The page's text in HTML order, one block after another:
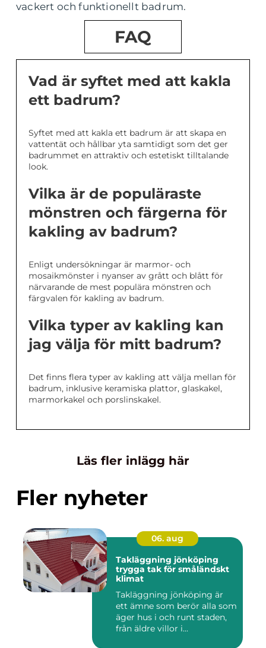
vackert och funktionellt badrum.
FAQ
Vad är syftet med att kakla
ett badrum?
Syftet med att kakla ett badrum är att skapa en
vattentät och hållbar yta samtidigt som det ger
badrummet en attraktiv och estetiskt tilltalande
look.
Vilka är de populäraste
mönstren och färgerna för
kakling av badrum?
Enligt undersökningar är marmor- och
mosaikmönster i nyanser av grått och blått för
närvarande de mest populära mönstren och
färgvalen för kakling av badrum.
Vilka typer av kakling kan
jag välja för mitt badrum?
Det finns flera typer av kakling att välja mellan för
badrum, inklusive keramiska plattor, glaskakel,
marmorkakel och porslinskakel.
Läs fler inlägg här
Fler nyheter
06. aug
Takläggning jönköping
trygga tak för småländskt
klimat
Takläggning jönköping är
ett ämne som berör alla som
äger hus i och runt staden,
från äldre villor i...